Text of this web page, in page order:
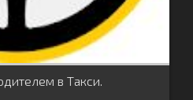
в Такси.